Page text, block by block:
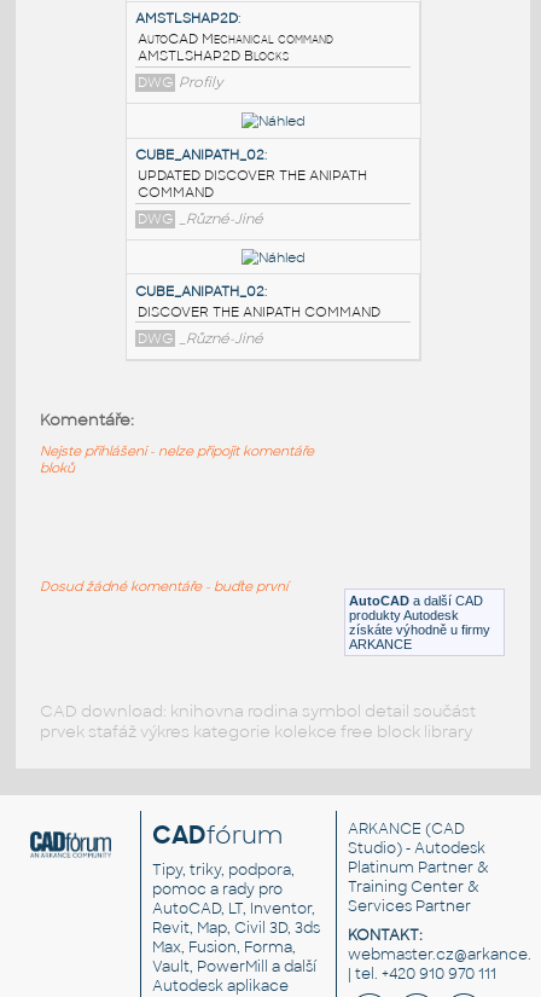
UnfoldRS:
Ukázkový model pro aplikaci UnfoldRS - viz
DWG Plechy
AMSTLSHAP2D
AutoCAD Mechanical command
AMSTLSHAP2D Blocks
DWG Profily
DWG
_Různé-Jiné
AutoCAD a další CAD
produkty Autodesk
získáte výhodně u firmy
ARKANCE
Komentáře:
Nejste přihlášeni - nelze připojit komentáře
bloků
Dosud žádné komentáře - buďte první
CAD download: knihovna rodina symbol detail součást
prvek stafáž výkres kategorie kolekce free block library
CADfórum
Tipy, triky, podpora,
pomoc a rady pro
AutoCAD, LT, Inventor,
Revit, Map, Civil 3D, 3ds
Max, Fusion, Forma,
Vault, PowerMill a další
Autodesk aplikace
ARKANCE (CAD
Studio) - Autodesk
Platinum Partner &
Training Center &
Services Partner
KONTAKT:
| tel. +420 910 970 111